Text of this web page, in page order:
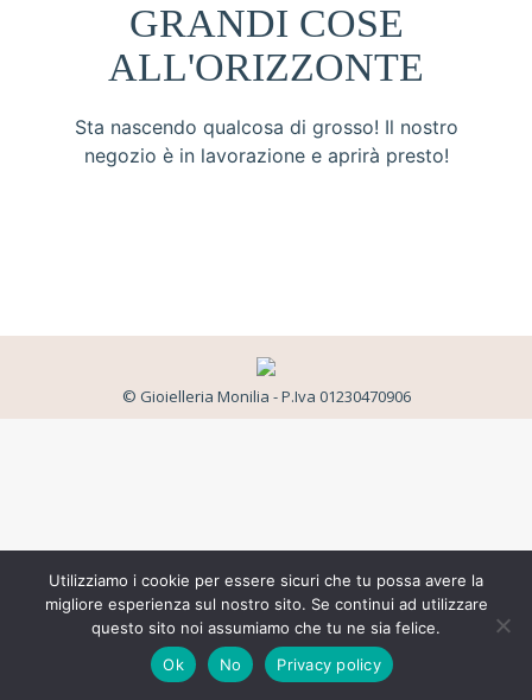
GRANDI COSE
ALL'ORIZZONTE
Sta nascendo qualcosa di grosso! Il nostro
negozio è in lavorazione e aprirà presto!
© Gioielleria Monilia - P.Iva 01230470906
Utilizziamo i cookie per essere sicuri che tu possa avere la
migliore esperienza sul nostro sito. Se continui ad utilizzare
questo sito noi assumiamo che tu ne sia felice.
Ok
No Privacy policy